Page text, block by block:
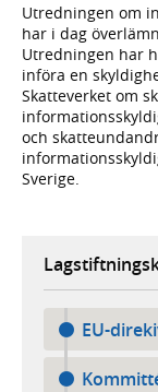
Utredningen om
har i dag
Utredningen har
införa en
Skatteverket om
och
Sverige.
EU-